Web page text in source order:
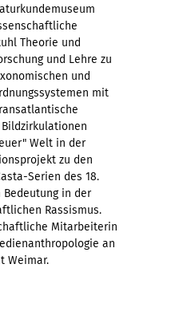
Theorie und
und Lehre zu
und
mit
Welt in der
zu den
Serien des 18.
Bedeutung in der
Rassismus.
Mitarbeiterin
an
Weimar.